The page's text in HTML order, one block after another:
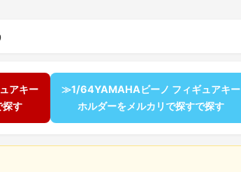
アキー
探す
≫1/64YAMAHAビーノ フィギュアキー
ホルダーをメルカリで探すで探す